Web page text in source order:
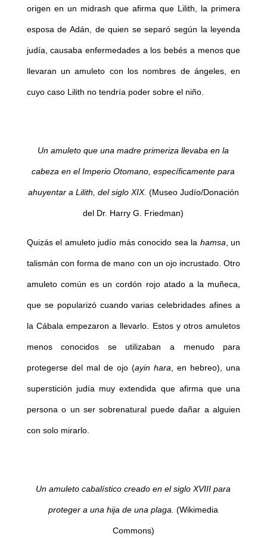
origen en un midrash que afirma que Lilith, la primera
esposa de Adán, de quien se separó según la leyenda
judía, causaba enfermedades a los bebés a menos que
llevaran un amuleto con los nombres de ángeles, en
cuyo caso Lilith no tendría poder sobre el niño.
Un amuleto que una madre primeriza llevaba en la
cabeza en el Imperio Otomano, específicamente para
ahuyentar a Lilith, del siglo XIX. (Museo Judío/Donación
del Dr. Harry G. Friedman)
Quizás el amuleto judío más conocido sea la hamsa , un
talismán con forma de mano con un ojo incrustado. Otro
amuleto común es un cordón rojo atado a la muñeca,
que se popularizó cuando varias celebridades afines a
la Cábala empezaron a llevarlo. Estos y otros amuletos
menos conocidos se utilizaban a menudo para
protegerse del mal de ojo (ayin hara , en hebreo), una
superstición judía muy extendida que afirma que una
persona o un ser sobrenatural puede dañar a alguien
con solo mirarlo.
Un amuleto cabalístico creado en el siglo XVIII para
proteger a una hija de una plaga. (Wikimedia
Commons)